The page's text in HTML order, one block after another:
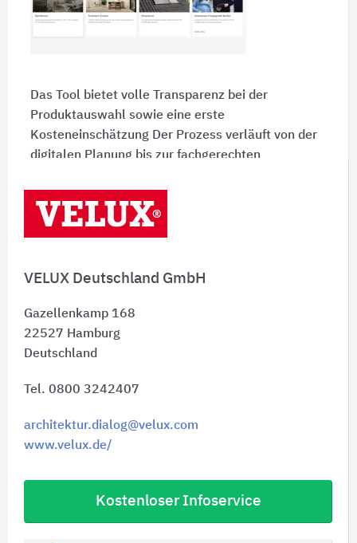
VELUX Deutschland GmbH
Gazellenkamp 168
22527 Hamburg
Deutschland
Tel. 0800 3242407
architektur.dialog@velux.com
www.velux.de/
Kostenloser Infoservice
Das Tool bietet volle Transparenz bei der
Produktauswahl sowie eine erste
Kosteneinschätzung Der Prozess verläuft von der
digitalen Planung bis zur fachgerechten
Weitere Informationen sind auf der Webseite
von VELUX zu finden.